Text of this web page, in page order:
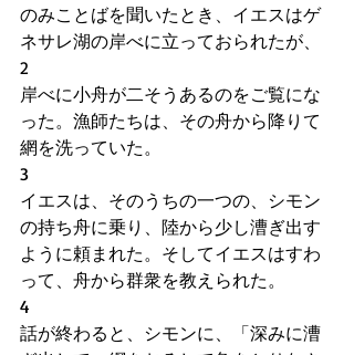
のみことばを聞いたとき、イエスはゲ
ネサレ湖の岸べに立っておられたが、
2
岸べに小舟が二そうあるのをご覧にな
った。漁師たちは、その舟から降りて
網を洗っていた。
3
イエスは、そのうちの一つの、シモン
の持ち舟に乗り、陸から少し漕ぎ出す
ように頼まれた。そしてイエスはすわ
って、舟から群衆を教えられた。
4
話が終わると、シモンに、「深みに漕